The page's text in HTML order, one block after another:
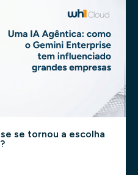
se tornou a escolha